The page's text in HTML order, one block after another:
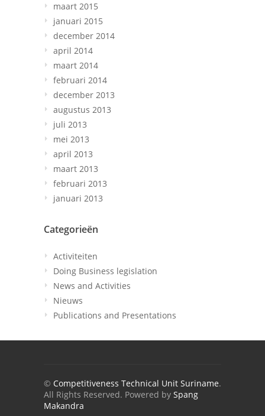
maart 2015
januari 2015
december 2014
april 2014
maart 2014
februari 2014
december 2013
augustus 2013
juli 2013
mei 2013
april 2013
maart 2013
februari 2013
januari 2013
Categorieën
Activiteiten
Doing Business legislation
News and Activities
Nieuws
Publications and Presentations
© Competitiveness Technical Unit Suriname.
All Rights Reserved. Powered by Spang
Makandra